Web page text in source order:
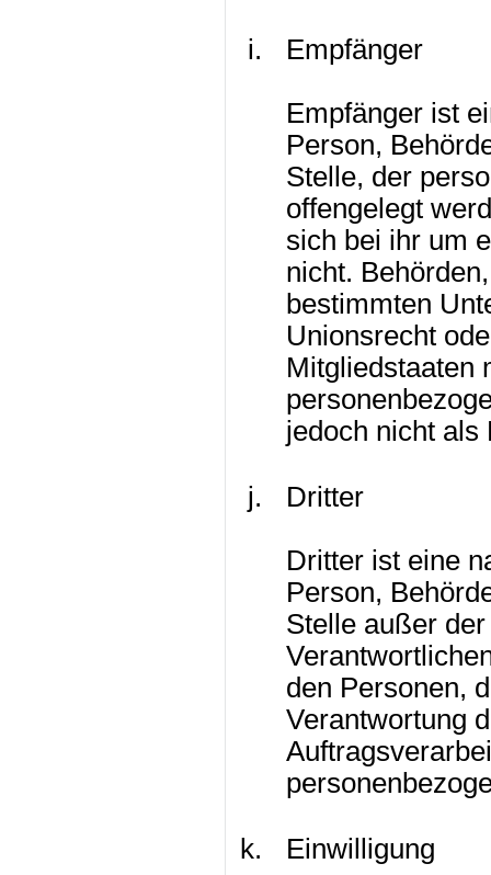
Empfänger
Empfänger ist
Person,
Stelle, der
offengelegt
sich bei ihr um
nicht.
bestimmten
Unionsrecht
Mitgliedstaaten
jedoch nicht als
Dritter
Dritter ist eine
Person,
Stelle außer
den Personen,
Verantwortung
Einwilligung